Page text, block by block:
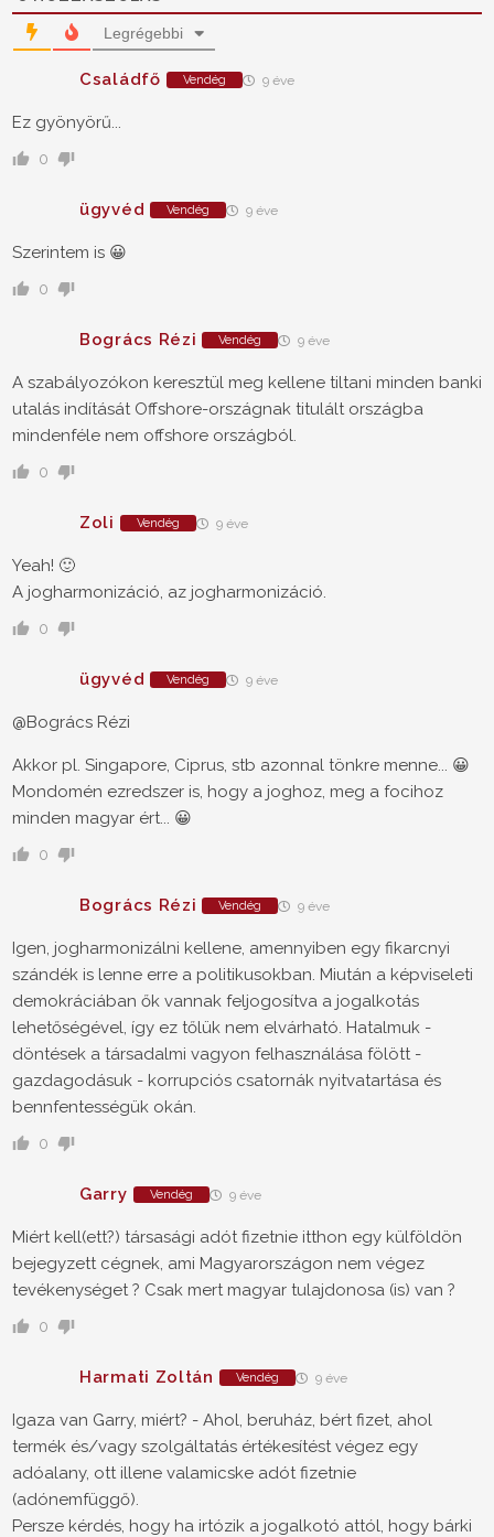
Legrégebbi
Családfő Vendég 9 éve
Ez gyönyörű...
0
ügyvéd Vendég 9 éve
Szerintem is 😀
0
Bogrács Rézi Vendég 9 éve
A szabályozókon keresztül meg kellene tiltani minden banki
utalás indítását Offshore-országnak titulált országba
mindenféle nem offshore országból.
0
Zoli Vendég 9 éve
Yeah! 🙂
A jogharmonizáció, az jogharmonizáció.
0
ügyvéd Vendég 9 éve
@Bogrács Rézi
Akkor pl. Singapore, Ciprus, stb azonnal tönkre menne... 😀
Mondomén ezredszer is, hogy a joghoz, meg a focihoz
minden magyar ért... 😀
0
Bogrács Rézi Vendég 9 éve
Igen, jogharmonizálni kellene, amennyiben egy fikarcnyi
szándék is lenne erre a politikusokban. Miután a képviseleti
demokráciában ők vannak feljogosítva a jogalkotás
lehetőségével, így ez tőlük nem elvárható. Hatalmuk -
döntések a társadalmi vagyon felhasználása fölött -
gazdagodásuk - korrupciós csatornák nyitvatartása és
bennfentességük okán.
0
Garry Vendég 9 éve
Miért kell(ett?) társasági adót fizetnie itthon egy külföldön
bejegyzett cégnek, ami Magyarországon nem végez
tevékenységet ? Csak mert magyar tulajdonosa (is) van ?
0
Harmati Zoltán Vendég 9 éve
Igaza van Garry, miért? - Ahol, beruház, bért fizet, ahol
termék és/vagy szolgáltatás értékesítést végez egy
adóalany, ott illene valamicske adót fizetnie
(adónemfüggő).
Persze kérdés, hogy ha irtózik a jogalkotó attól, hogy bárki